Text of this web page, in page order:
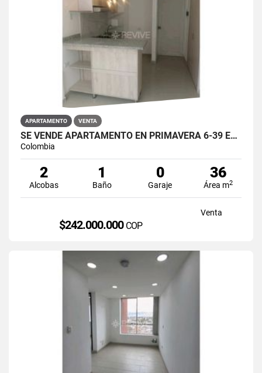
APARTAMENTO VENTA
SE VENDE APARTAMENTO EN PRIMAVERA 6-39 ET 2 PUENTE ARANDA
Colombia
2
Alcobas
1
Baño
0
Garaje
36
Área m2
Venta
$242.000.000 COP